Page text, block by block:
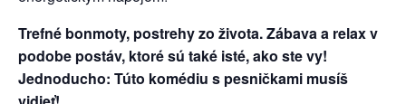
Trefné bonmoty, postrehy zo života. Zábava a relax v
podobe postáv, ktoré sú také isté, ako ste vy!
Jednoducho: Túto komédiu s pesničkami musíš